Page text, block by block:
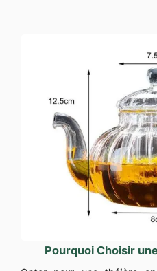
Pourquoi Choisir